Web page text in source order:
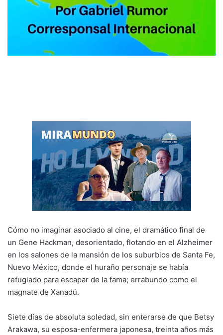
Cómo no imaginar asociado al cine, el dramático final de
un Gene Hackman, desorientado, flotando en el Alzheimer
en los salones de la mansión de los suburbios de Santa Fe,
Nuevo México, donde el huraño personaje se había
refugiado para escapar de la fama; errabundo como el
magnate de Xanadú.
Siete días de absoluta soledad, sin enterarse de que Betsy
Arakawa, su esposa-enfermera japonesa, treinta años más